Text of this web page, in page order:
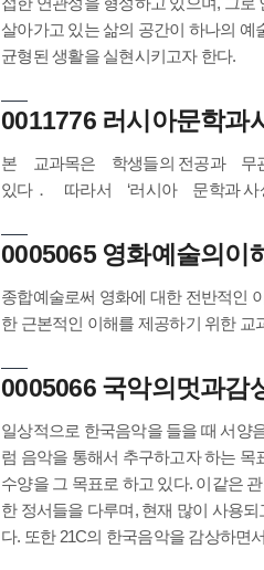
살아가고 있는 삶의 공간이 하나의
균형된 생활을 실현시키고자 한다.
0011776 러시아문학
본 교과목은 학생들의 전공과
있다． 따라서 ‘러시아 문학과
0005065 영화예술의
종합예술로써 영화에 대한 전반적인
한 근본적인 이해를 제공하기 위한 교
0005066 국악의멋과
일상적으로 한국음악을 들을 때 서양
럼 음악을 통해서 추구하고자 하는
수양을 그 목표로 하고 있다. 이같은
한 정서들을 다루며, 현재 많이 사용
다. 또한 21C의 한국음악을 감상하면